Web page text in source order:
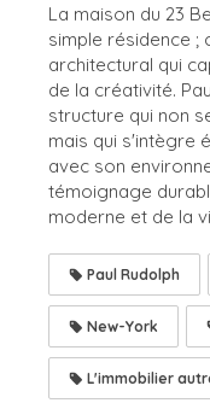
La maison du 23
simple résidence
architectural qui
de la créativité.
structure qui non
mais qui s'intègre
avec son
témoignage
moderne et de la
Paul Rudolph
New-York
L'immobilier